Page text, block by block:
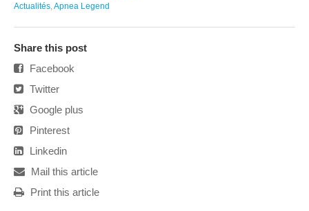
Actualités Apnea Legend
Share this post
Facebook
Twitter
Google plus
Pinterest
Linkedin
Mail this article
Print this article